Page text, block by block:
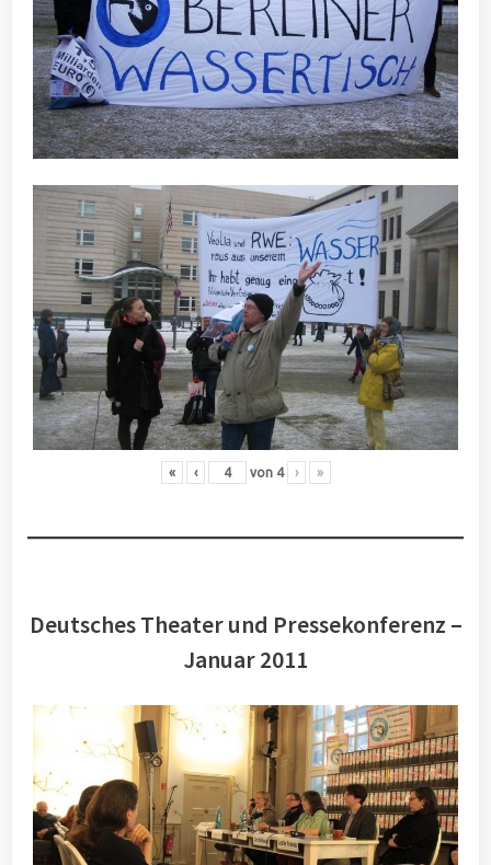
« ‹ von 4 › »
Deutsches Theater und Pressekonferenz –
Januar 2011